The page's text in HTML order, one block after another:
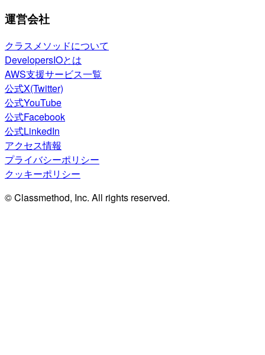
運営会社
クラスメソッドについて
DevelopersIOとは
AWS支援サービス一覧
公式X(Twitter)
公式YouTube
公式Facebook
公式LinkedIn
アクセス情報
プライバシーポリシー
クッキーポリシー
© Classmethod, Inc. All rights reserved.